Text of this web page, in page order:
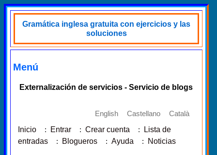
Gramática inglesa gratuita con ejercicios y las
soluciones
Menú
Externalización de servicios - Servicio de blogs
English Castellano
Català
Inicio
: Entrar : Crear cuenta :
Lista de
entradas
: Blogueros : Ayuda : Noticias